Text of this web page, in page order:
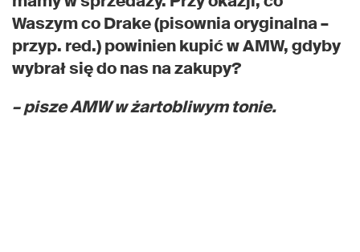
Waszym co Drake (pisownia oryginalna –
przyp. red.) powinien kupić w AMW, gdyby
wybrał się do nas na zakupy?
– pisze AMW w żartobliwym tonie.